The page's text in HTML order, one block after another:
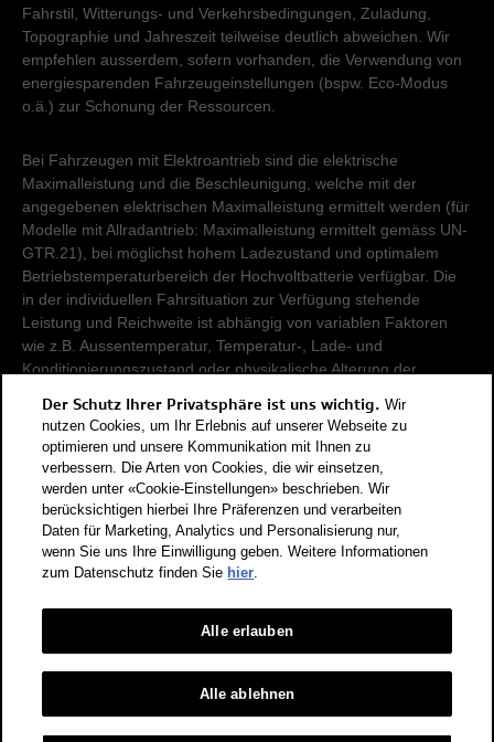
Fahrstil, Witterungs- und Verkehrsbedingungen, Zuladung,
Topographie und Jahreszeit teilweise deutlich abweichen. Wir
empfehlen ausserdem, sofern vorhanden, die Verwendung von
energiesparenden Fahrzeugeinstellungen (bspw. Eco-Modus
o.ä.) zur Schonung der Ressourcen.
Bei Fahrzeugen mit Elektroantrieb sind die elektrische
Maximalleistung und die Beschleunigung, welche mit der
angegebenen elektrischen Maximalleistung ermittelt werden (für
Modelle mit Allradantrieb: Maximalleistung ermittelt gemäss UN-
GTR.21), bei möglichst hohem Ladezustand und optimalem
Betriebstemperaturbereich der Hochvoltbatterie verfügbar. Die
in der individuellen Fahrsituation zur Verfügung stehende
Leistung und Reichweite ist abhängig von variablen Faktoren
wie z.B. Aussentemperatur, Temperatur-, Lade- und
Konditionierungszustand oder physikalische Alterung der
Damit Energieverbräuche unterschiedlicher Antriebsformen
(Benzin, Diesel, Gas, Strom, usw.) vergleichbar sind, werden sie
zusätzlich als sogenannte Benzinäquivalente (Masseinheit für
Energie) ausgewiesen. CO2 ist das für die Erderwärmung
hauptverantwortliche Treibhausgas. CO2-Mittelwert aller in der
Schweiz angebotenen Fahrzeugmodelle: 111 g/km (WLTP).
CO2-Zielwert der in der Schweiz angebotenen
Fahrzeugmodelle: 93.6 g/km (WLTP). Die Angaben für ein
Fahrzeug können von den zulassungsrelevanten Daten nach
der individuellen Einzelfahrzeuggenehmigung abweichen.
Energieeffizienz-Kategorie nach dem neuen
Berechnungsverfahren gemäss Anhang 4.1 EnEV, gültig ab
Der Schutz Ihrer Privatsphäre ist uns wichtig. Wir
nutzen Cookies, um Ihr Erlebnis auf unserer Webseite zu
optimieren und unsere Kommunikation mit Ihnen zu
verbessern. Die Arten von Cookies, die wir einsetzen,
werden unter «Cookie-Einstellungen» beschrieben. Wir
berücksichtigen hierbei Ihre Präferenzen und verarbeiten
Daten für Marketing, Analytics und Personalisierung nur,
wenn Sie uns Ihre Einwilligung geben. Weitere Informationen
zum Datenschutz finden Sie hier.
Alle ablehnen
Alle erlauben